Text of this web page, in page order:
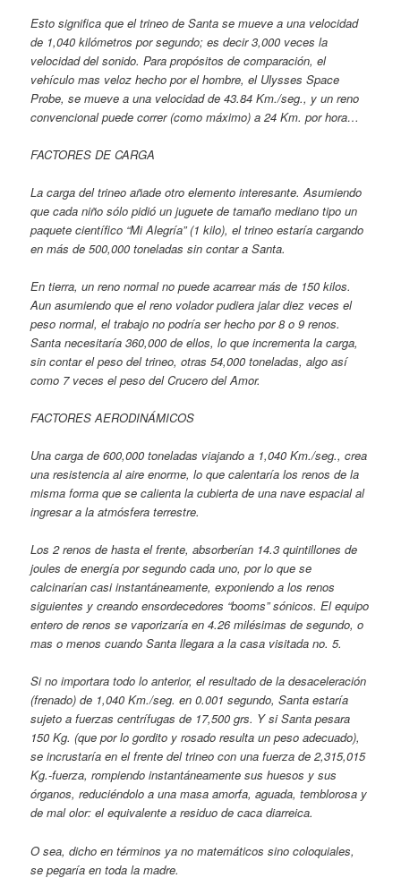
Esto significa que el trineo de Santa se mueve a una velocidad
de 1,040 kilómetros por segundo; es decir 3,000 veces la
velocidad del sonido. Para propósitos de comparación, el
vehículo mas veloz hecho por el hombre, el Ulysses Space
Probe, se mueve a una velocidad de 43.84 Km./seg., y un reno
convencional puede correr (como máximo) a 24 Km. por hora…
FACTORES DE CARGA
La carga del trineo añade otro elemento interesante. Asumiendo
que cada niño sólo pidió un juguete de tamaño mediano tipo un
paquete científico “Mi Alegría” (1 kilo), el trineo estaría cargando
en más de 500,000 toneladas sin contar a Santa.
En tierra, un reno normal no puede acarrear más de 150 kilos.
Aun asumiendo que el reno volador pudiera jalar diez veces el
peso normal, el trabajo no podría ser hecho por 8 o 9 renos.
Santa necesitaría 360,000 de ellos, lo que incrementa la carga,
sin contar el peso del trineo, otras 54,000 toneladas, algo así
como 7 veces el peso del Crucero del Amor.
FACTORES AERODINÁMICOS
Una carga de 600,000 toneladas viajando a 1,040 Km./seg., crea
una resistencia al aire enorme, lo que calentaría los renos de la
misma forma que se calienta la cubierta de una nave espacial al
ingresar a la atmósfera terrestre.
Los 2 renos de hasta el frente, absorberían 14.3 quintillones de
joules de energía por segundo cada uno, por lo que se
calcinarían casi instantáneamente, exponiendo a los renos
siguientes y creando ensordecedores “booms” sónicos. El equipo
entero de renos se vaporizaría en 4.26 milésimas de segundo, o
mas o menos cuando Santa llegara a la casa visitada no. 5.
Si no importara todo lo anterior, el resultado de la desaceleración
(frenado) de 1,040 Km./seg. en 0.001 segundo, Santa estaría
sujeto a fuerzas centrífugas de 17,500 grs. Y si Santa pesara
150 Kg. (que por lo gordito y rosado resulta un peso adecuado),
se incrustaría en el frente del trineo con una fuerza de 2,315,015
Kg.-fuerza, rompiendo instantáneamente sus huesos y sus
órganos, reduciéndolo a una masa amorfa, aguada, temblorosa y
de mal olor: el equivalente a residuo de caca diarreica.
O sea, dicho en términos ya no matemáticos sino coloquiales,
se pegaría en toda la madre.